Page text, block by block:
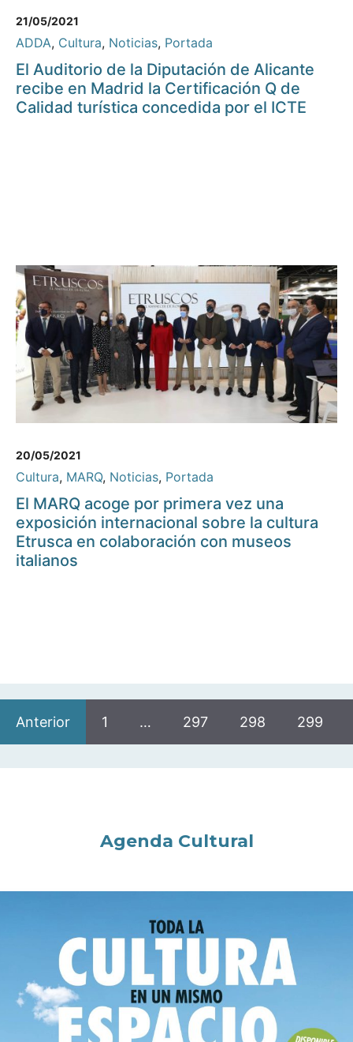
21/05/2021
ADDA, Cultura, Noticias, Portada
El Auditorio de la Diputación de Alicante
recibe en Madrid la Certificación Q de
Calidad turística concedida por el ICTE
20/05/2021
Cultura, MARQ, Noticias, Portada
El MARQ acoge por primera vez una
exposición internacional sobre la cultura
Etrusca en colaboración con museos
italianos
Anterior 1 … 297 298 299
Agenda Cultural